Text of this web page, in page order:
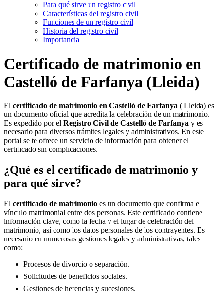
Para qué sirve un registro civil
Características del registro civil
Funciones de un registro civil
Historia del registro civil
Importancia
Certificado de matrimonio en
Castelló de Farfanya (Lleida)
El certificado de matrimonio en Castelló de Farfanya ( Lleida) es
un documento oficial que acredita la celebración de un matrimonio.
Es expedido por el Registro Civil de Castelló de Farfanya y es
necesario para diversos trámites legales y administrativos. En este
portal se te ofrece un servicio de información para obtener el
certificado sin complicaciones.
¿Qué es el certificado de matrimonio y
para qué sirve?
El certificado de matrimonio es un documento que confirma el
vínculo matrimonial entre dos personas. Este certificado contiene
información clave, como la fecha y el lugar de celebración del
matrimonio, así como los datos personales de los contrayentes. Es
necesario en numerosas gestiones legales y administrativas, tales
como:
Procesos de divorcio o separación.
Solicitudes de beneficios sociales.
Gestiones de herencias y sucesiones.